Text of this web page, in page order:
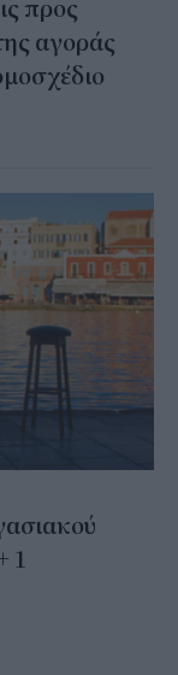
προς
αγοράς
1